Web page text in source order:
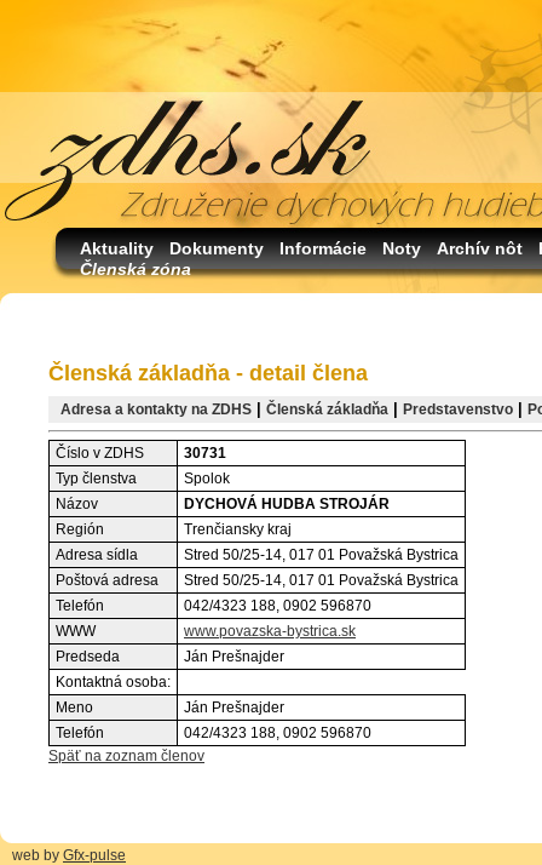
Aktuality Dokumenty Informácie Noty Archív nôt
Členská zóna
Členská základňa - detail člena
Adresa a kontakty na ZDHS Členská základňa Predstavenstvo
Číslo v ZDHS
30731
Typ členstva
Spolok
Názov
DYCHOVÁ HUDBA STROJÁR
Región
Trenčiansky kraj
Adresa sídla
Stred 50/25-14, 017 01 Považská Bystrica
Poštová adresa
Stred 50/25-14, 017 01 Považská Bystrica
Telefón
042/4323 188, 0902 596870
WWW
www.povazska-bystrica.sk
Predseda
Ján Prešnajder
Kontaktná osoba:
Meno
Ján Prešnajder
Telefón
042/4323 188, 0902 596870
Späť na zoznam členov
web by Gfx-pulse